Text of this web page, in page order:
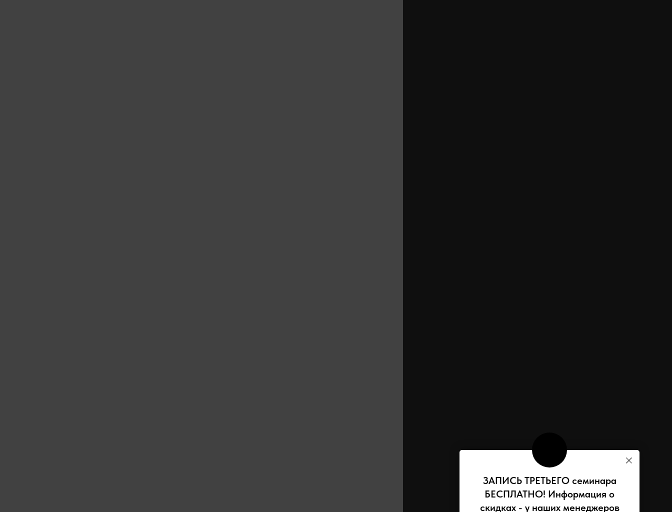
ЗАПИСЬ ТРЕТЬЕГО семинара
БЕСПЛАТНО! Информация о
скидках - у наших менеджеров